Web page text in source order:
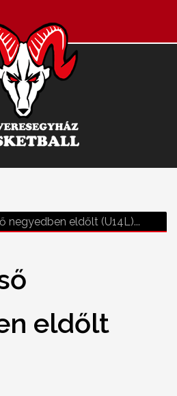
negyedben eldőlt (U14L)...
eldőlt